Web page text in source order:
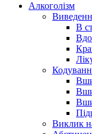
Алкоголізм
В
Виклик